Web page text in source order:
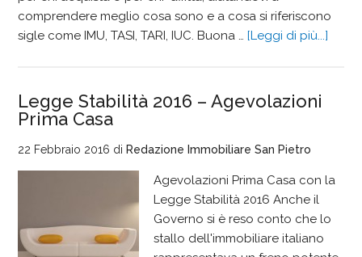
comprendere meglio cosa sono e a cosa si riferiscono
sigle come IMU, TASI, TARI, IUC. Buona …[Leggi di più...]
Legge Stabilità 2016 – Agevolazioni
Prima Casa
22 Febbraio 2016 di Redazione Immobiliare San Pietro
Agevolazioni Prima Casa con la
Legge Stabilità 2016 Anche il
Governo si è reso conto che lo
stallo dell'immobiliare italiano